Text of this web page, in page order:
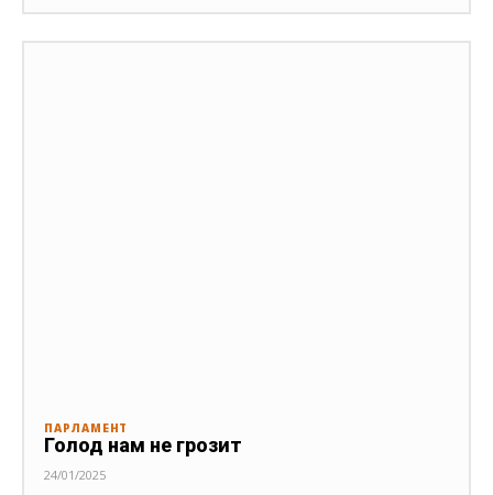
ПАРЛАМЕНТ
Голод нам не грозит
24/01/2025